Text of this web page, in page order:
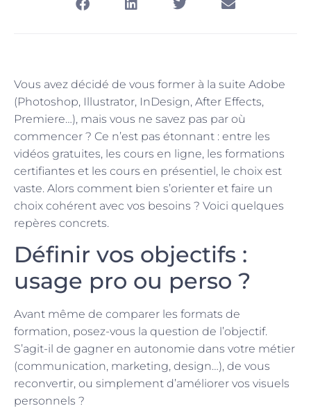
Vous avez décidé de vous former à la suite Adobe
(Photoshop, Illustrator, InDesign, After Effects,
Premiere…), mais vous ne savez pas par où
commencer ? Ce n’est pas étonnant : entre les
vidéos gratuites, les cours en ligne, les formations
certifiantes et les cours en présentiel, le choix est
vaste. Alors comment bien s’orienter et faire un
choix cohérent avec vos besoins ? Voici quelques
repères concrets.
Définir vos objectifs :
usage pro ou perso ?
Avant même de comparer les formats de
formation, posez-vous la question de l’objectif.
S’agit-il de gagner en autonomie dans votre métier
(communication, marketing, design…), de vous
reconvertir, ou simplement d’améliorer vos visuels
personnels ?